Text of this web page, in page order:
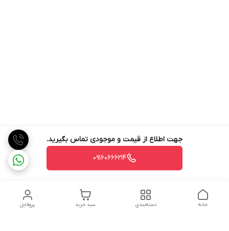
جهت اطلاع از قیمت و موجودی تماس بگیرید.
09160666214
پروفایل سبد خرید دسته‌بندی خانه